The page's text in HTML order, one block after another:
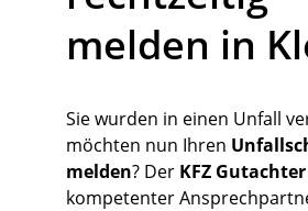
melden in
Sie wurden in einen Unfall
möchten nun Ihren
melden? Der KFZ
kompetenter